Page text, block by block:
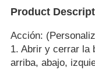
Product
Acción:
1. Abrir y cerrar
arriba, abajo,